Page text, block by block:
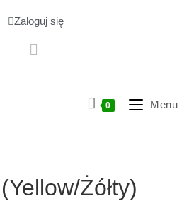
Zaloguj się
0 Menu
żółty)